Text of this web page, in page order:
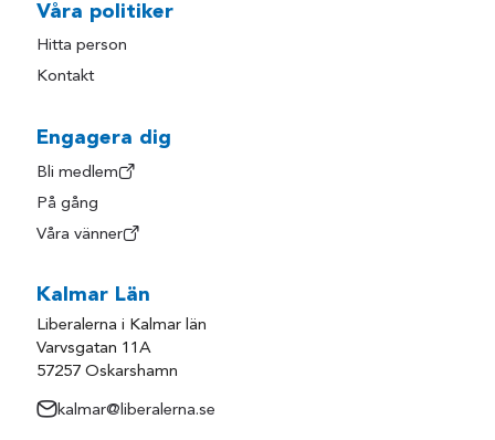
Våra politiker
Hitta person
Kontakt
Engagera dig
Bli medlem
På gång
Våra vänner
Kalmar Län
Liberalerna i Kalmar län
Varvsgatan 11A
57257 Oskarshamn
kalmar@liberalerna.se